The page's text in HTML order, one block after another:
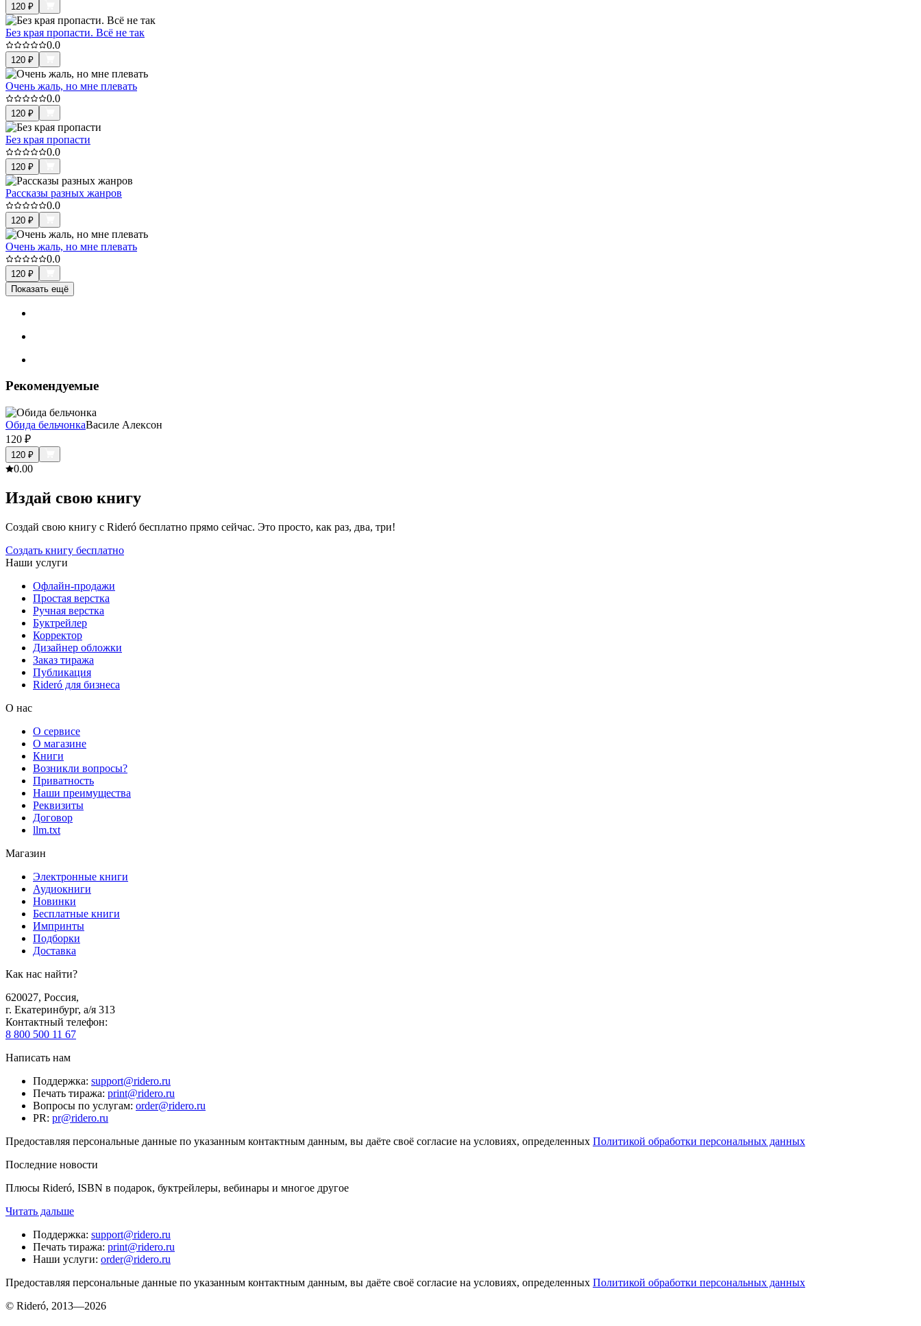
120 ₽
Без края пропасти. Всё не так
0.0
120 ₽
Очень жаль, но мне плевать
0.0
120 ₽
Без края пропасти
0.0
120 ₽
Рассказы разных жанров
0.0
120 ₽
Очень жаль, но мне плевать
0.0
120 ₽
Показать ещё
Рекомендуемые
Обида бельчонкаВасиле Алексон
120 ₽
120 ₽
0.00
Издай свою книгу
Создай свою книгу с Rideró бесплатно прямо сейчас. Это просто, как раз, два, три!
Создать книгу бесплатно
Наши услуги
Офлайн-продажи
Простая верстка
Ручная верстка
Буктрейлер
Корректор
Дизайнер обложки
Заказ тиража
Публикация
Rideró для бизнеса
О нас
О сервисе
О магазине
Книги
Возникли вопросы?
Приватность
Наши преимущества
Реквизиты
Договор
llm.txt
Магазин
Электронные книги
Аудиокниги
Новинки
Бесплатные книги
Импринты
Подборки
Доставка
Как нас найти?
620027, Россия,
г. Екатеринбург, а/я 313
Контактный телефон:
8 800 500 11 67
Написать нам
Поддержка: support@ridero.ru
Печать тиража: print@ridero.ru
Вопросы по услугам: order@ridero.ru
PR: pr@ridero.ru
Предоставляя персональные данные по указанным контактным данным, вы даёте своё согласие на условиях, определенных Политикой обработки персональных данных
Последние новости
Плюсы Rideró, ISBN в подарок, буктрейлеры, вебинары и многое другое
Читать дальше
Поддержка: support@ridero.ru
Печать тиража: print@ridero.ru
Наши услуги: order@ridero.ru
Предоставляя персональные данные по указанным контактным данным, вы даёте своё согласие на условиях, определенных Политикой обработки персональных данных
© Rideró, 2013—2026